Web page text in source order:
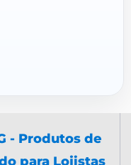
- Produtos de
para Lojistas